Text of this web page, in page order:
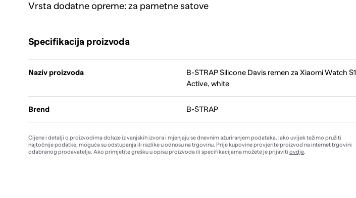
Vrsta dodatne opreme: za pametne satove
Specifikacija proizvoda
Naziv proizvoda
B-STRAP Silicone Davis remen za Xiaomi Watch S1
Active, white
Brend B-STRAP
Cijene i detalji o proizvodima dolaze iz vanjskih izvora i mjenjaju se dnevnim ažuriranjem podataka. Iako uvijek težimo pružiti
najtočnije podatke, moguća su odstupanja ili razlike u odnosu na trgovinu. Prije kupovine provjerite proizvod na internet trgovini
odabranog prodavatelja. Ako primjetite grešku u opisu proizvoda ili specifikacijama možete je prijaviti ovdje.